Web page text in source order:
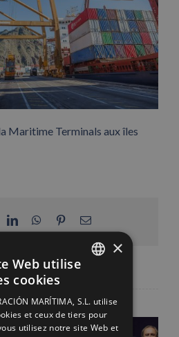
Maritime Terminals aux îles
LinkedInWhatsApp
PinterestEmail
ENGLISH
FRENCH
×
Web utilise
cookies
MARÍTIMA, S.L. utilise
et ceux de tiers pour
utilisez notre site Web et